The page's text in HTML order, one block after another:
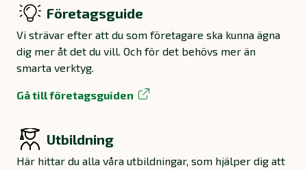
Företagsguide
Vi strävar efter att du som företagare ska kunna ägna
dig mer åt det du vill. Och för det behövs mer än
smarta verktyg.
Gå till företagsguiden
Utbildning
Här hittar du alla våra utbildningar, som hjälper dig att